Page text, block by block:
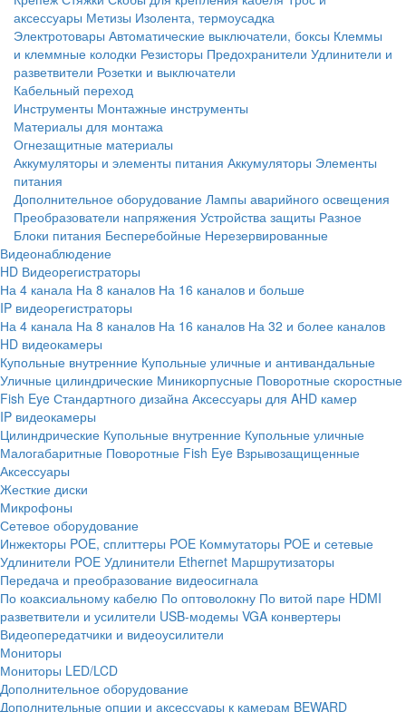
аксессуары Метизы Изолента, термоусадка
Электротовары Автоматические выключатели, боксы Клеммы
и клеммные колодки Резисторы Предохранители Удлинители и
разветвители Розетки и выключатели
Кабельный переход
Инструменты Монтажные инструменты
Материалы для монтажа
Огнезащитные материалы
Аккумуляторы и элементы питания Аккумуляторы Элементы
питания
Дополнительное оборудование Лампы аварийного освещения
Преобразователи напряжения Устройства защиты Разное
Блоки питания Бесперебойные Нерезервированные
Видеонаблюдение
HD Видеорегистраторы
На 4 канала На 8 каналов На 16 каналов и больше
IP видеорегистраторы
На 4 канала На 8 каналов На 16 каналов На 32 и более каналов
HD видеокамеры
Купольные внутренние Купольные уличные и антивандальные
Уличные цилиндрические Миникорпусные Поворотные скоростные
Fish Eye Стандартного дизайна Аксессуары для AHD камер
IP видеокамеры
Цилиндрические Купольные внутренние Купольные уличные
Малогабаритные Поворотные Fish Eye Взрывозащищенные
Аксессуары
Жесткие диски
Микрофоны
Сетевое оборудование
Инжекторы POE, сплиттеры POE Коммутаторы POE и сетевые
Удлинители POE Удлинители Ethernet Маршрутизаторы
Передача и преобразование видеосигнала
По коаксиальному кабелю По оптоволокну По витой паре HDMI
разветвители и усилители USB-модемы VGA конвертеры
Видеопередатчики и видеоусилители
Мониторы
Мониторы LED/LCD
Дополнительное оборудование
Дополнительные опции и аксессуары к камерам BEWARD